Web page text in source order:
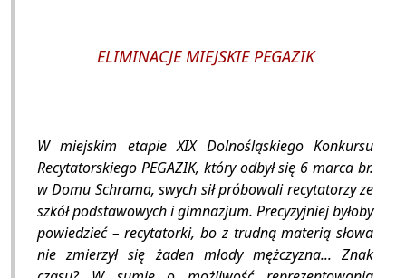
ELIMINACJE MIEJSKIE PEGAZIK
W miejskim etapie XIX Dolnośląskiego Konkursu
Recytatorskiego PEGAZIK, który odbył się 6 marca br.
w Domu Schrama, swych sił próbowali recytatorzy ze
szkół podstawowych i gimnazjum. Precyzyjniej byłoby
powiedzieć – recytatorki, bo z trudną materią słowa
nie zmierzył się żaden młody mężczyzna... Znak